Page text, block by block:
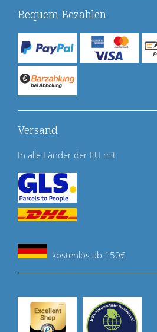
Bequem Bezahlen
Versand
In alle Länder der EU mit
kostenlos ab 150€